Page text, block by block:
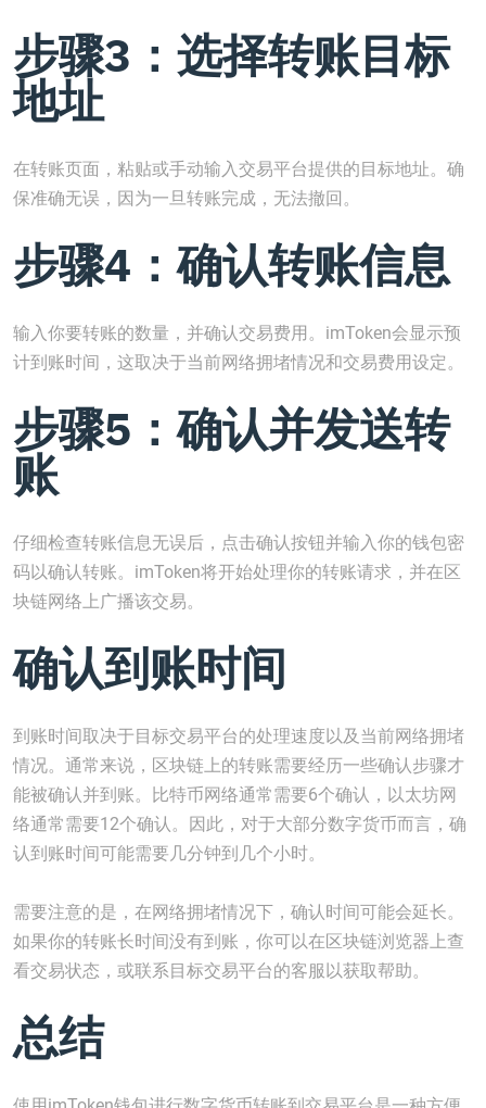
步骤3：选择转账目标
地址
在转账页面，粘贴或手动输入交易平台提供的目标地址。确
保准确无误，因为一旦转账完成，无法撤回。
步骤4：确认转账信息
输入你要转账的数量，并确认交易费用。imToken会显示预
计到账时间，这取决于当前网络拥堵情况和交易费用设定。
步骤5：确认并发送转
账
仔细检查转账信息无误后，点击确认按钮并输入你的钱包密
码以确认转账。imToken将开始处理你的转账请求，并在区
块链网络上广播该交易。
确认到账时间
到账时间取决于目标交易平台的处理速度以及当前网络拥堵
情况。通常来说，区块链上的转账需要经历一些确认步骤才
能被确认并到账。比特币网络通常需要6个确认，以太坊网
络通常需要12个确认。因此，对于大部分数字货币而言，确
认到账时间可能需要几分钟到几个小时。
需要注意的是，在网络拥堵情况下，确认时间可能会延长。
如果你的转账长时间没有到账，你可以在区块链浏览器上查
看交易状态，或联系目标交易平台的客服以获取帮助。
总结